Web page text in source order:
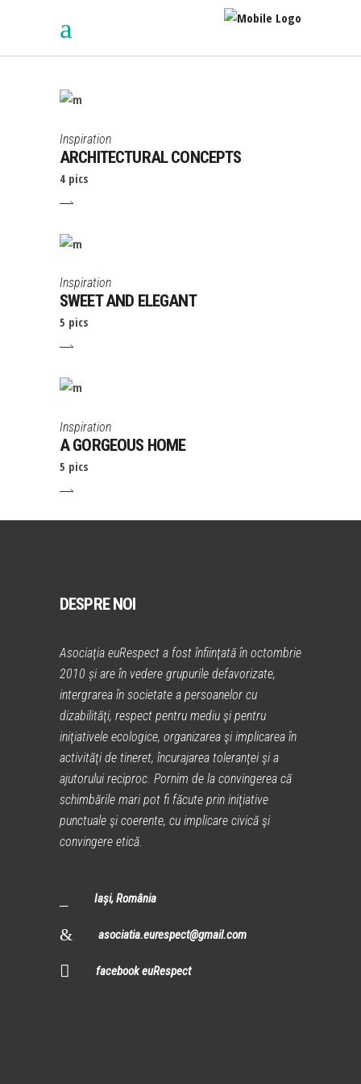
Inspiration
ARCHITECTURAL CONCEPTS
4 pics
Inspiration
SWEET AND ELEGANT
5 pics
Inspiration
A GORGEOUS HOME
5 pics
DESPRE NOI
Asociaţia euRespect a fost înfiinţată în octombrie
2010 și are în vedere grupurile defavorizate,
intergrarea în societate a persoanelor cu
dizabilităţi, respect pentru mediu şi pentru
iniţiativele ecologice, organizarea şi implicarea în
activităţi de tineret, încurajarea toleranţei şi a
ajutorului reciproc. Pornim de la convingerea că
schimbările mari pot fi făcute prin iniţiative
punctuale şi coerente, cu implicare civică şi
convingere etică.
Iași, România
asociatia.eurespect@gmail.com
facebook euRespect